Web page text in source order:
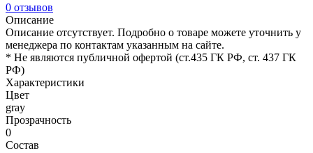
0 отзывов
Описание
Описание отсутствует. Подробно о товаре можете уточнить у
менеджера по контактам указанным на сайте.
* Не являются публичной офертой (ст.435 ГК РФ, cт. 437 ГК
РФ)
Характеристики
Цвет
gray
Прозрачность
0
Состав